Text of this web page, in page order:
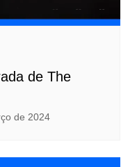
de The
de 2024